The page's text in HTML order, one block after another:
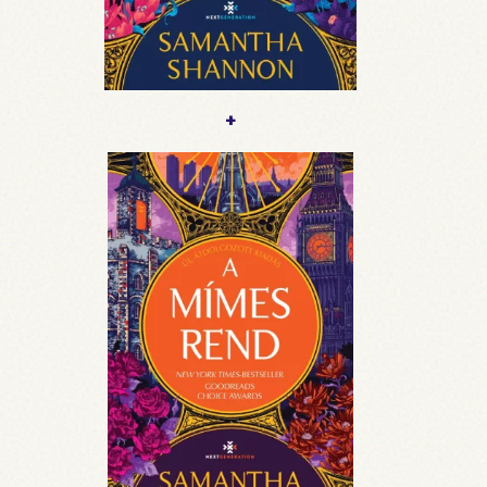
Times #1 bestsellerszerző, a Csontszüret és A
káosz gyökerei sorozatok írója, műveit
huszonnyolc nyelvre fordították le, A Narancsfa-
kolostor című regénye önmagában több mint
Csontszüret-sorozat hatodik kötetén dolgozik.
+